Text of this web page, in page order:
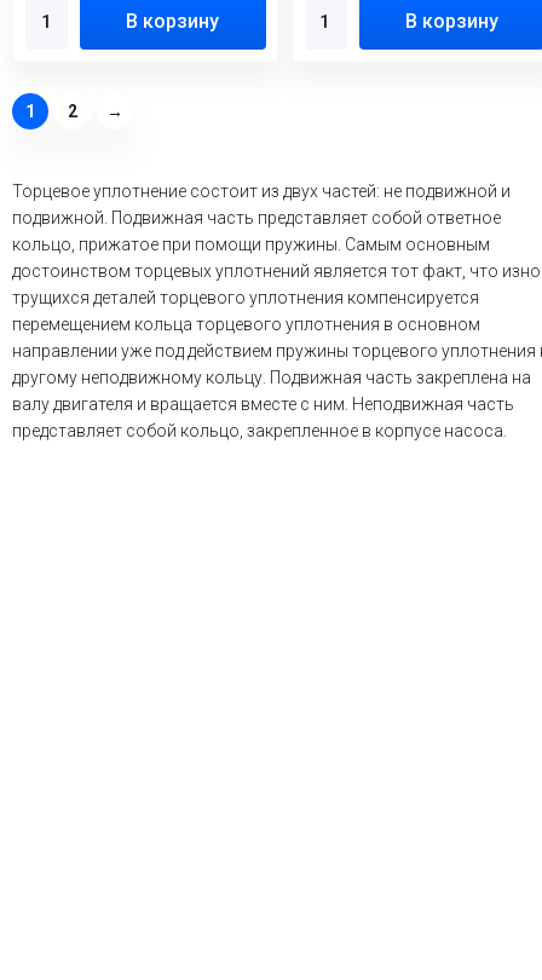
В корзину В корзину
1 2 →
Торцевое уплотнение состоит из двух частей: не подвижной и
подвижной. Подвижная часть представляет собой ответное
кольцо, прижатое при помощи пружины. Самым основным
достоинством торцевых уплотнений является тот факт, что
трущихся деталей торцевого уплотнения компенсируется
перемещением кольца торцевого уплотнения в основном
направлении уже под действием пружины торцевого уплотнения
другому неподвижному кольцу. Подвижная часть закреплена на
валу двигателя и вращается вместе с ним. Неподвижная часть
представляет собой кольцо, закрепленное в корпусе насоса.